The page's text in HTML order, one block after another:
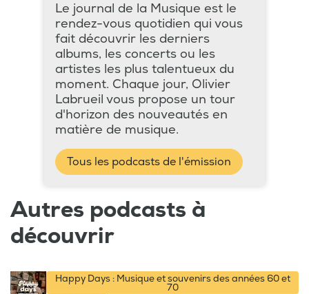
Le journal de la Musique est le
rendez-vous quotidien qui vous
fait découvrir les derniers
albums, les concerts ou les
artistes les plus talentueux du
moment. Chaque jour, Olivier
Labrueil vous propose un tour
d'horizon des nouveautés en
matière de musique.
Tous les podcasts de l'émission
Autres podcasts à
découvrir
Happy Days : Musique et souvenirs des années 60 et
70